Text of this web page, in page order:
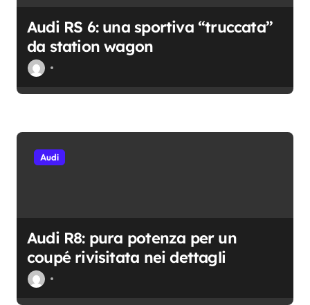
Audi RS 6: una sportiva “truccata”
da station wagon
Audi
Audi R8: pura potenza per un
coupé rivisitata nei dettagli